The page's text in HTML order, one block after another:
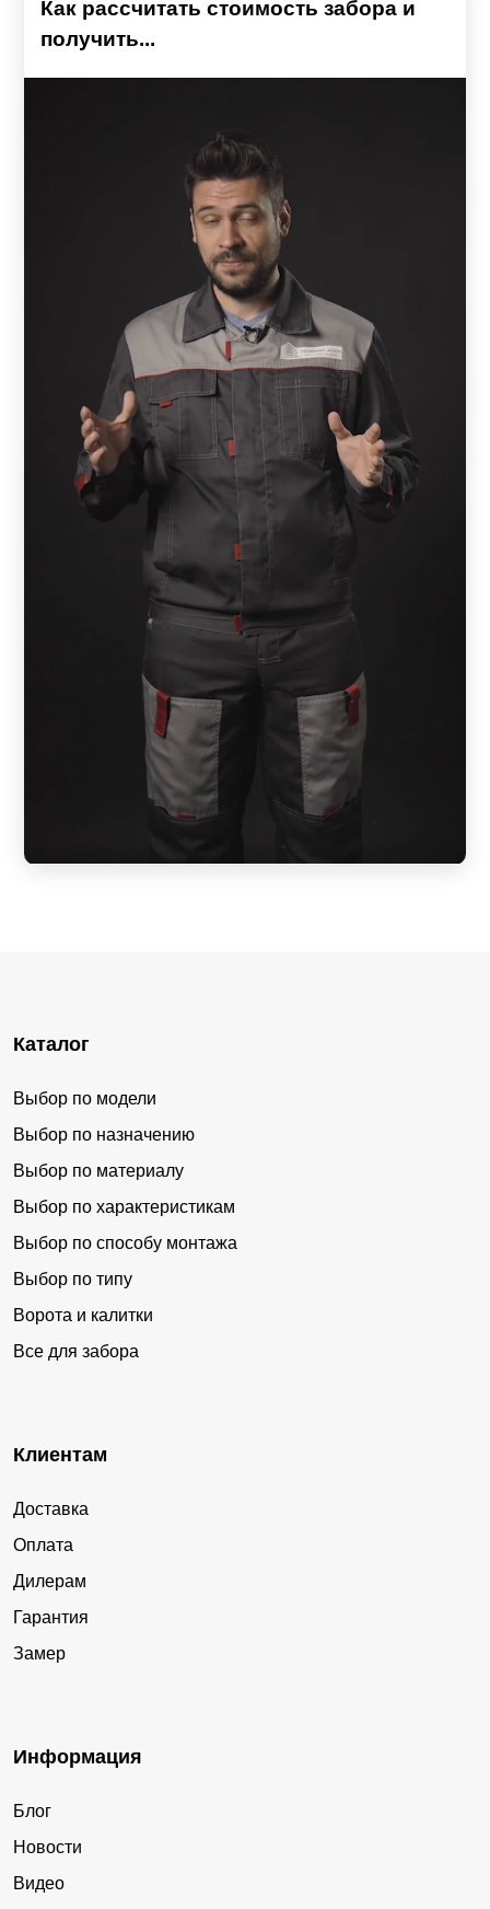
Как рассчитать стоимость забора и
получить...
Каталог
Выбор по модели
Выбор по назначению
Выбор по материалу
Выбор по характеристикам
Выбор по способу монтажа
Выбор по типу
Ворота и калитки
Все для забора
Клиентам
Доставка
Оплата
Дилерам
Гарантия
Замер
Информация
Блог
Новости
Видео